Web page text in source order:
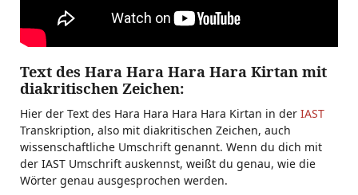
Text des Hara Hara Hara Hara Kirtan mit
diakritischen Zeichen:
Hier der Text des Hara Hara Hara Hara Kirtan in der IAST
Transkription, also mit diakritischen Zeichen, auch
wissenschaftliche Umschrift genannt. Wenn du dich mit
der IAST Umschrift auskennst, weißt du genau, wie die
Wörter genau ausgesprochen werden.